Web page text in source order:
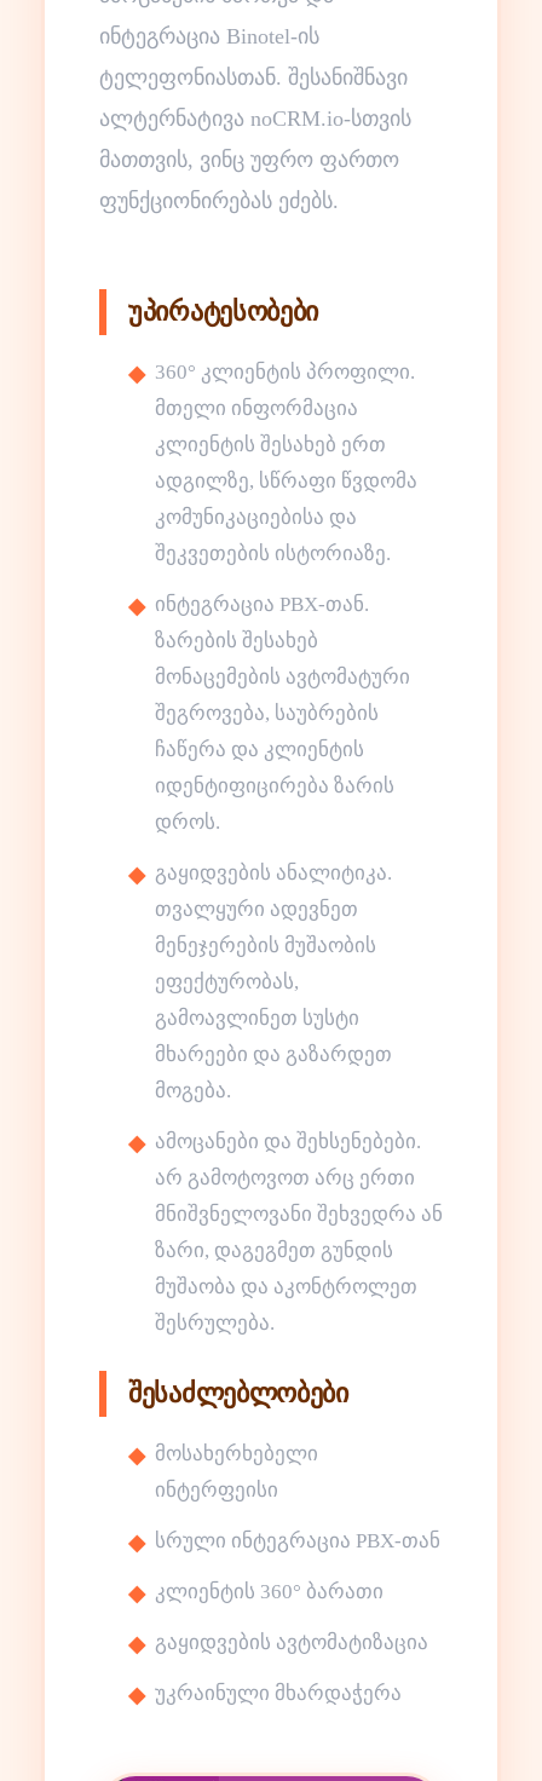
ინტეგრაცია Binotel-ის
ტელეფონიასთან. შესანიშნავი
ალტერნატივა noCRM.io-სთვის
მათთვის, ვინც უფრო ფართო
ფუნქციონირებას ეძებს.
უპირატესობები
360° კლიენტის პროფილი.
მთელი ინფორმაცია
კლიენტის შესახებ ერთ
ადგილზე, სწრაფი წვდომა
კომუნიკაციებისა და
შეკვეთების ისტორიაზე.
ინტეგრაცია PBX-თან.
ზარების შესახებ
მონაცემების ავტომატური
შეგროვება, საუბრების
ჩაწერა და კლიენტის
იდენტიფიცირება ზარის
დროს.
გაყიდვების ანალიტიკა.
თვალყური ადევნეთ
მენეჯერების მუშაობის
ეფექტურობას,
გამოავლინეთ სუსტი
მხარეები და გაზარდეთ
მოგება.
ამოცანები და შეხსენებები.
არ გამოტოვოთ არც ერთი
მნიშვნელოვანი შეხვედრა ან
ზარი, დაგეგმეთ გუნდის
მუშაობა და აკონტროლეთ
შესრულება.
შესაძლებლობები
მოსახერხებელი
ინტერფეისი
სრული ინტეგრაცია PBX-თან
კლიენტის 360° ბარათი
გაყიდვების ავტომატიზაცია
უკრაინული მხარდაჭერა